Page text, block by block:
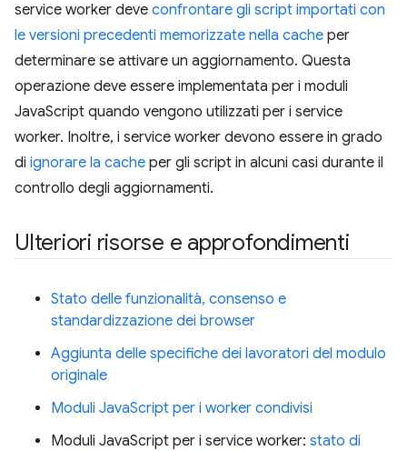
service worker deve confrontare gli script importati con
le versioni precedenti memorizzate nella cache per
determinare se attivare un aggiornamento. Questa
operazione deve essere implementata per i moduli
JavaScript quando vengono utilizzati per i service
worker. Inoltre, i service worker devono essere in grado
di ignorare la cache per gli script in alcuni casi durante il
controllo degli aggiornamenti.
Ulteriori risorse e approfondimenti
Stato delle funzionalità, consenso e
standardizzazione dei browser
Aggiunta delle specifiche dei lavoratori del modulo
originale
Moduli JavaScript per i worker condivisi
Moduli JavaScript per i service worker: stato di